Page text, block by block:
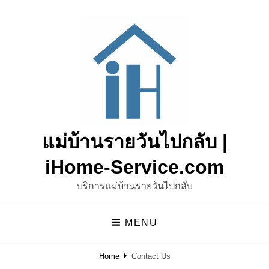
แม่บ้านรายวันไปกลับ |
iHome-Service.com
บริการแม่บ้านรายวันไปกลับ
MENU
Home Contact Us